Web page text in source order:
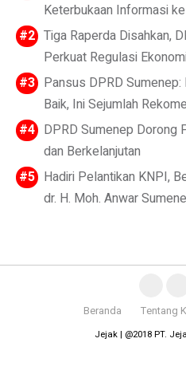
Keterbukaan Informasi
Tiga Raperda Disahkan,
Perkuat Regulasi
Pansus DPRD
Baik, Ini Sejumlah
DPRD Sumenep Dorong
dan Berkelanjutan
Hadiri Pelantikan KNPI,
dr. H. Moh. Anwar
Beranda Tentang
Jejak | @2018 PT.